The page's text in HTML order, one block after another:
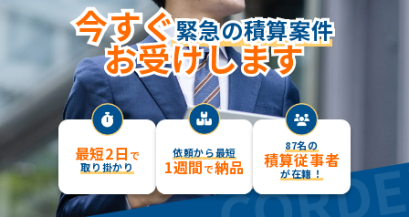
今すぐ
今すぐ緊急の積算案件
緊急の積算案件
お受けします
お受けします
最短2日で
取り掛かり
依頼から最短
1週間で納品
87名の
積算従事者
が在籍！